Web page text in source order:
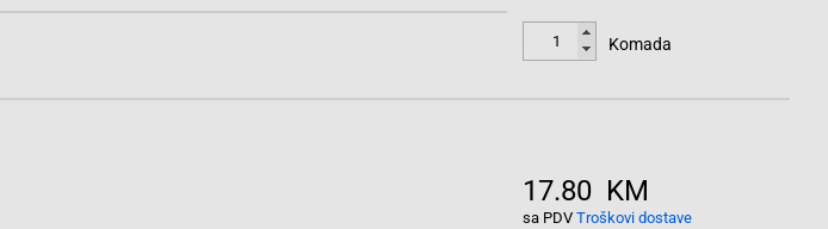
Komada
17.80 KM
sa PDV Troškovi dostave